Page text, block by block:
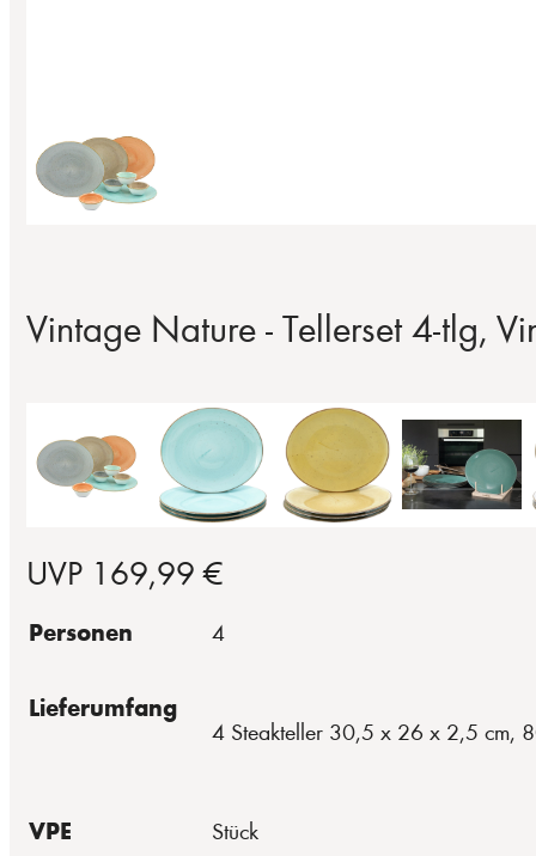
Vintage Nature - Tellerset 4-tlg,
UVP 169,99 €
Personen 4
Lieferumfang
4 Steakteller 30,5 x 26 x 2,5 cm,
VPE Stück